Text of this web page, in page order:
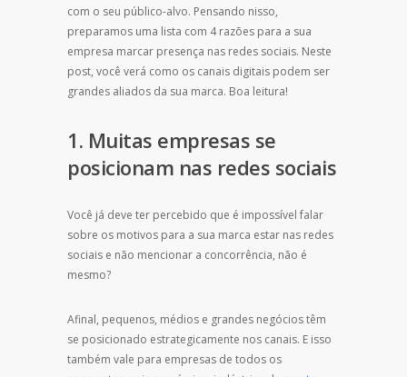
com o seu público-alvo. Pensando nisso,
preparamos uma lista com 4 razões para a sua
empresa marcar presença nas redes sociais. Neste
post, você verá como os canais digitais podem ser
grandes aliados da sua marca. Boa leitura!
1. Muitas empresas se
posicionam nas redes sociais
Você já deve ter percebido que é impossível falar
sobre os motivos para a sua marca estar nas redes
sociais e não mencionar a concorrência, não é
mesmo?
Afinal, pequenos, médios e grandes negócios têm
se posicionado estrategicamente nos canais. E isso
também vale para empresas de todos os